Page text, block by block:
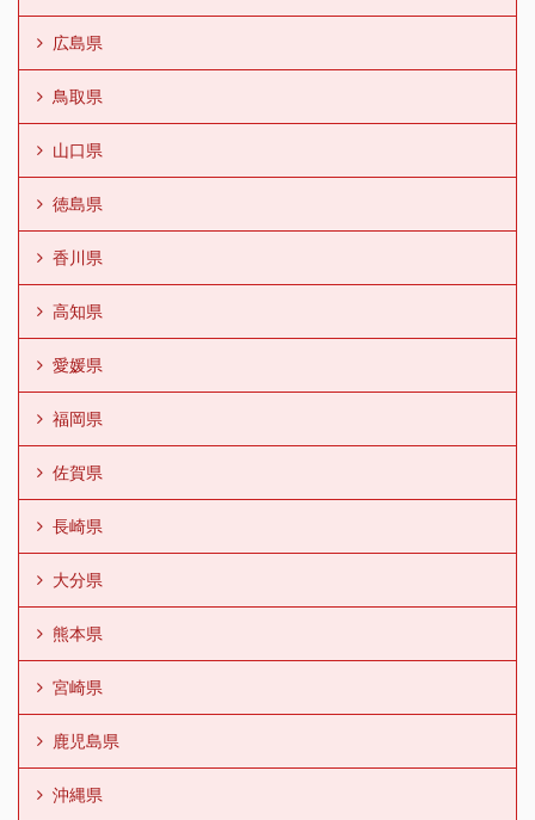
広島県
鳥取県
山口県
徳島県
香川県
高知県
愛媛県
福岡県
佐賀県
長崎県
大分県
熊本県
宮崎県
鹿児島県
沖縄県